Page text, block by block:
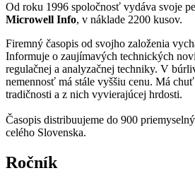
Od roku 1996 spoločnosť vydáva svoje
Microwell Info, v náklade 2200 kusov.
Firemný časopis od svojho založenia
Informuje o zaujímavých technických
regulačnej a analyzačnej techniky. V
nemennosť má stále vyššiu cenu. Má
tradičnosti a z nich vyvierajúcej hrdosti.
Časopis distribuujeme do 900
celého Slovenska.
Ročník